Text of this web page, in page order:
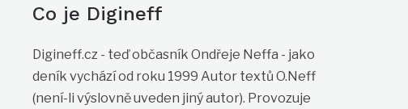
Co je Digineff
Digineff.cz - teď občasník Ondřeje Neffa - jako
deník vychází od roku 1999 Autor textů O.Neff
(není-li výslovně uveden jiný autor). Provozuje